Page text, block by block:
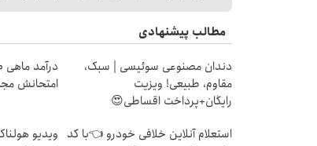
مطالب پیشنهادی
دندان مصنوعی سوئیسی | سبک،
مقاوم، طبیعی! ویزیت
رایگان+پرداخت اقساطی😍
امتحانش
استعلام آنلاین خلافی خودرو 👈با کد ویدیو